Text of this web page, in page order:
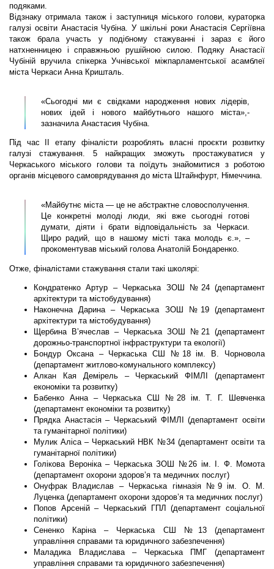
подяками.
Відзнаку отримала також і заступниця міського голови, кураторка
галузі освіти Анастасія Чубіна. У шкільні роки Анастасія Сергіївна
також брала участь у подібному стажуванні і зараз є його
натхненницею і справжньою рушійною силою. Подяку Анастасії
Чубіній вручила спікерка Учнівської міжпарламентської асамблеї
міста Черкаси Анна Кришталь.
«Сьогодні ми є свідками народження нових лідерів,
нових ідей і нового майбутнього нашого міста»,-
зазначила Анастасия Чубіна.
Під час ІІ етапу фіналісти розроблять власні проєкти розвитку
галузі стажування. 5 найкращих зможуть простажуватися у
Черкаського міського голови та поїдуть знайомитися з роботою
органів місцевого самоврядування до міста Штайнфурт, Німеччина.
«Майбутнє міста — це не абстрактне словосполучення.
Це конкретні молоді люди, які вже сьогодні готові
думати, діяти і брати відповідальність за Черкаси.
Щиро радий, що в нашому місті така молодь є.», –
прокоментував міський голова Анатолій Бондаренко.
Отже, фіналістами стажування стали такі школярі:
Кондратенко Артур – Черкаська ЗОШ №24 (департамент
архітектури та містобудування)
Наконечна Дарина – Черкаська ЗОШ №19 (департамент
архітектури та містобудування)
Щербина В’ячеслав – Черкаська ЗОШ №21 (департамент
дорожньо-транспортної інфраструктури та екології)
Бондур Оксана – Черкаська СШ №18 ім. В. Чорновола
(департамент житлово-комунального комплексу)
Алкан Кая Демірель – Черкаський ФІМЛІ (департамент
економіки та розвитку)
Бабенко Анна – Черкаська СШ №28 ім. Т. Г. Шевченка
(департамент економіки та розвитку)
Прядка Анастасія – Черкаський ФІМЛІ (департамент освіти
та гуманітарної політики)
Мулик Аліса – Черкаський НВК №34 (департамент освіти та
гуманітарної політики)
Голікова Вероніка – Черкаська ЗОШ №26 ім. І. Ф. Момота
(департамент охорони здоров’я та медичних послуг)
Онуфрак Владислав – Черкаська гімназія №9 ім. О. М.
Луценка (департамент охорони здоров’я та медичних послуг)
Попов Арсеній – Черкаський ГПЛ (департамент соціальної
політики)
Сененко Каріна – Черкаська СШ №13 (департамент
управління справами та юридичного забезпечення)
Маладика Владислава – Черкаська ПМГ (департамент
управління справами та юридичного забезпечення)